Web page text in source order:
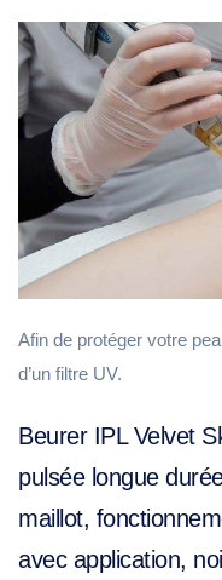
Afin de protéger votre
d’un filtre UV.
Beurer IPL Velvet
pulsée longue
maillot,
avec application,